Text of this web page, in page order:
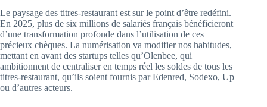
Le paysage des titres-restaurant est sur le point d’être redéfini.
En 2025, plus de six millions de salariés français bénéficieront
d’une transformation profonde dans l’utilisation de ces
précieux chèques. La numérisation va modifier nos habitudes,
mettant en avant des startups telles qu’Olenbee, qui
ambitionnent de centraliser en temps réel les soldes de tous les
titres-restaurant, qu’ils soient fournis par Edenred, Sodexo, Up
ou d’autres acteurs.